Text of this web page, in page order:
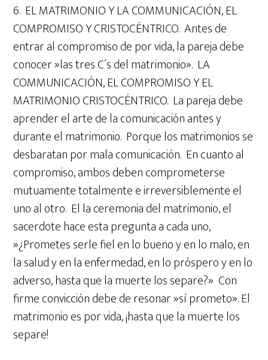
6. EL MATRIMONIO Y LA COMMUNICACIÓN, EL
COMPROMISO Y CRISTOCÉNTRICO. Antes de
entrar al compromiso de por vida, la pareja debe
conocer »las tres C´s del matrimonio». LA
COMMUNICACIÓN, EL COMPROMISO Y EL
MATRIMONIO CRISTOCÉNTRICO. La pareja debe
aprender el arte de la comunicación antes y
durante el matrimonio. Porque los matrimonios se
desbaratan por mala comunicación. En cuanto al
compromiso, ambos deben comprometerse
mutuamente totalmente e irreversiblemente el
uno al otro. El la ceremonia del matrimonio, el
sacerdote hace esta pregunta a cada uno,
»¿Prometes serle fiel en lo bueno y en lo malo, en
la salud y en la enfermedad, en lo próspero y en lo
adverso, hasta que la muerte los separe?» Con
firme convicción debe de resonar »sí prometo». El
matrimonio es por vida, ¡hasta que la muerte los
separe!